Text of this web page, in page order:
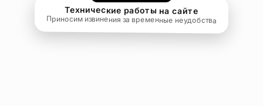
Технические работы на сайте
Приносим извинения за временные неудобства